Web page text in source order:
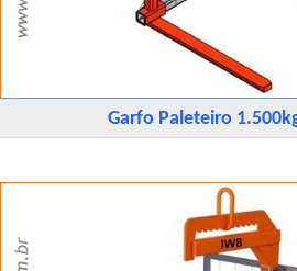
Garfo Paleteiro